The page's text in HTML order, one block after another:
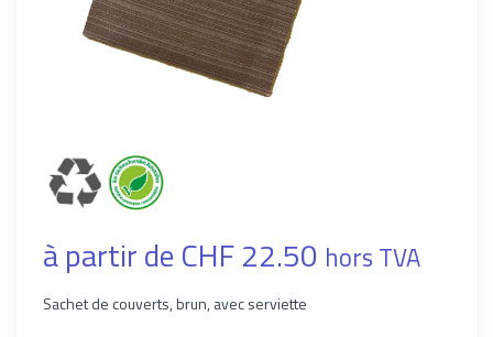
à partir de CHF 22.50 hors TVA
Sachet de couverts, brun, avec serviette